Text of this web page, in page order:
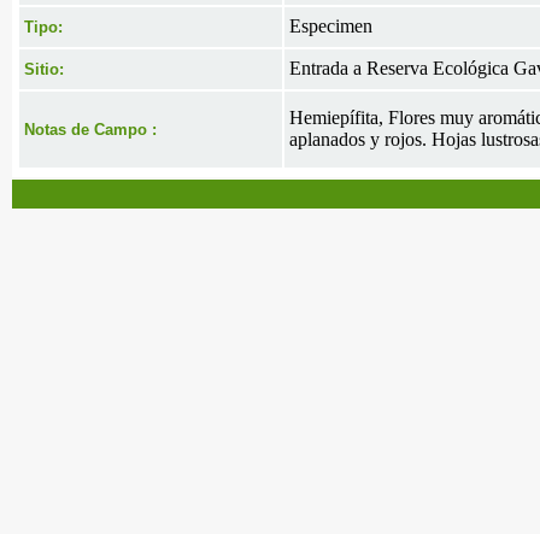
Tipo: Especimen
Sitio: Entrada a Reserva Ecológica
Notas de Campo :
Hemiepífita, Flores muy
aplanados y rojos. Hojas